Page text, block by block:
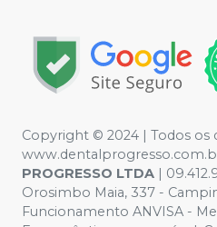
Copyright © 2024 | Todos os
PROGRESSO LTDA |
Orosimbo Maia, 337 -
Funcionamento ANVISA -